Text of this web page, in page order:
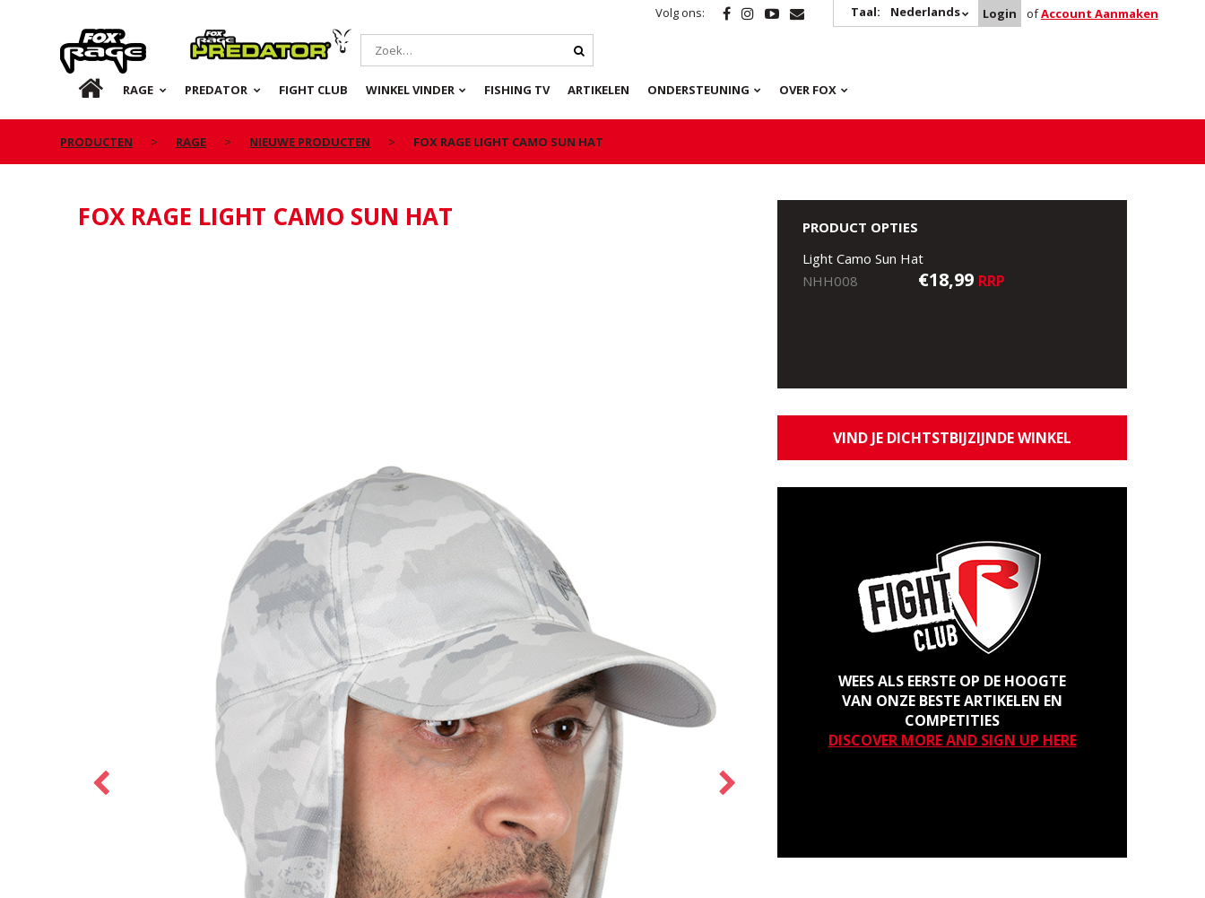
Volg ons: Taal: Nederlands Login ofAccount Aanmaken
Rage Predator
NL RAGE PREDATOR FIGHT CLUB WINKEL VINDER FISHING TV ARTIKELEN ONDERSTEUNING OVER FOX
PRODUCTEN RAGE NIEUWE PRODUCTEN FOX RAGE LIGHT CAMO SUN HAT
FOX RAGE LIGHT CAMO SUN HAT
PRODUCT OPTIES
Light Camo Sun Hat
NHH008
€18,99 RRP
VIND JE DICHTSTBIJZIJNDE WINKEL
WEES ALS EERSTE OP DE HOOGTE
VAN ONZE BESTE ARTIKELEN EN
COMPETITIES
DISCOVER MORE AND SIGN UP HERE